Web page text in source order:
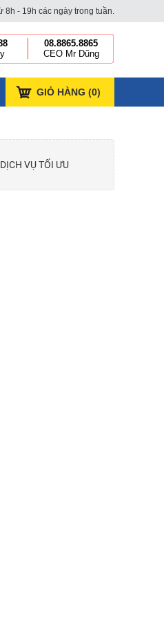
8h - 19h các ngày trong tuần.
08.8865.8865
CEO Mr Dũng
GIỎ HÀNG (0)
DỊCH VỤ TỐI ƯU